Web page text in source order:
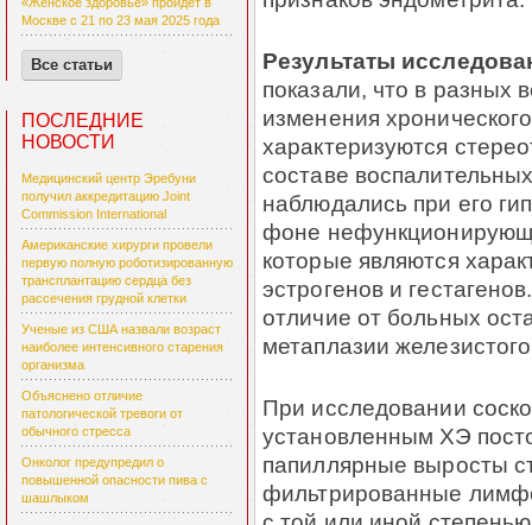
Москве с 21 по 23 мая 2025 года
Все статьи
ПОСЛЕДНИЕ
НОВОСТИ
Медицинский центр Эребуни
получил аккредитацию Joint
Commission International
Американские хирурги провели
первую полную роботизированную
трансплантацию сердца без
рассечения грудной клетки
Ученые из США назвали возраст
наиболее интенсивного старения
организма
Объяснено отличие
патологической тревоги от
обычного стресса
Онколог предупредил о
повышенной опасности пива с
шашлыком
Результаты
показали, что в разных
изменения
характеризуются
составе
наблю­да­лись при его
фоне
которые являются
эс­тро­генов и
отличие от больных
мета­пла­зии
При исследовании
установленным ХЭ
папиллярные выросты
филь­трированные